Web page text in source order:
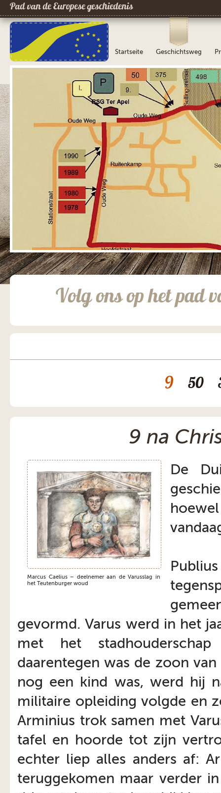
Pad van de Europese geschiedenis
Startseite Geschichtsweg
Volg ons op het pad
9 50
9 na
Marcus Caelius – deelnemer aan de Varusslag in
het Teutenburger woud
De
gevormd. Varus werd in het
met het
daarentegen was de zoon
nog een kind was, werd hij
militaire opleiding volgde en
Arminius trok samen met
tafel en hoorde tot zijn
echter liep alles anders af:
teruggekomen maar verder